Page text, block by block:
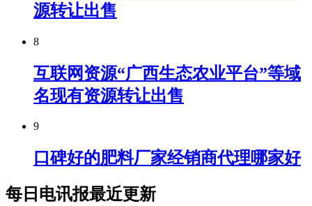
源转让出售
8
互联网资源“广西生态农业平台”等域
名现有资源转让出售
9
口碑好的肥料厂家经销商代理哪家好
每日电讯报最近更新